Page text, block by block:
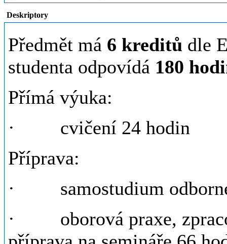
Deskriptory
Předmět má 6 kreditů dle
studenta odpovídá 180
Přímá výuka:
· cvičení 24 hodin
Příprava:
· samostudium
· oborová praxe,